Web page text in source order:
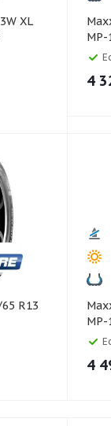
Maxxis Maxxis
MP-
4
Maxxis Maxxis
MP-
4